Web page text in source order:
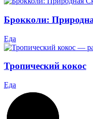
Брокколи:
Еда
Тропический кокос
Еда